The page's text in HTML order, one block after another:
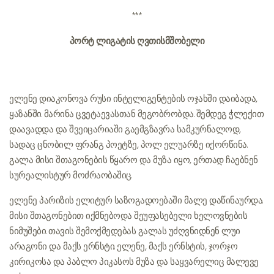
***
პორტ ლიგატის ღვთისმშობელი
ელენე დიაკონოვა რუსი ინტელიგენტების ოჯახში დაიბადა,
ყაზანში. მარინა ცვეტაევასთან მეგობრობდა. შემდეგ ჭლექით
დაავადდა და შვეიცარიაში გაემგზავრა სამკურნალოდ,
სადაც ცნობილ ფრანგ პოეტზე, პოლ ელუარზე იქორწინა.
გალა მისი შთაგონების წყარო და მუზა იყო, ერთად ჩაებნენ
სურეალისტურ მოძრაობაშიც.
ელენე პარიზის ელიტურ საზოგადოებაში მალე დაწინაურდა.
მისი შთაგონებით იქმნებოდა შეუფასებელი ხელოვნების
ნიმუშები. თავის შემოქმედებას გალას უძღვნიდნენ ლუი
არაგონი და მაქს ერნსტი. ელენე, მაქს ერნსტის, ჯორჯო
კირიკოსა და პაბლო პიკასოს მუზა და საყვარელიც მალევე